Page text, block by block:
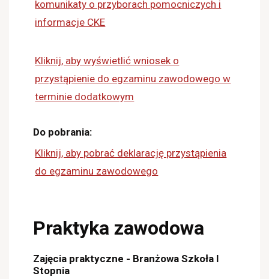
komunikaty o przyborach pomocniczych i
informacje CKE
Kliknij, aby wyświetlić wniosek o
przystąpienie do egzaminu zawodowego w
terminie dodatkowym
Do pobrania:
Kliknij, aby pobrać deklarację przystąpienia
do egzaminu zawodowego
Praktyka zawodowa
Zajęcia praktyczne - Branżowa Szkoła I
Stopnia